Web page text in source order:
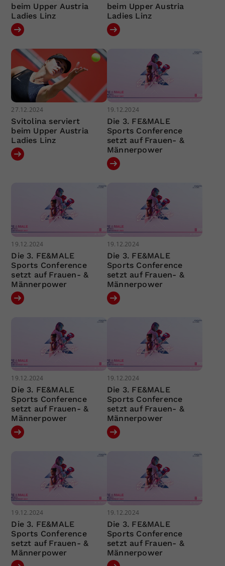
beim Upper Austria
Ladies Linz
beim Upper Austria
Ladies Linz
27.12.2024
Svitolina serviert
beim Upper Austria
Ladies Linz
19.12.2024
Die 3. FE&MALE
Sports Conference
setzt auf Frauen- &
Männerpower
19.12.2024
Die 3. FE&MALE
Sports Conference
setzt auf Frauen- &
Männerpower
19.12.2024
Die 3. FE&MALE
Sports Conference
setzt auf Frauen- &
Männerpower
19.12.2024
Die 3. FE&MALE
Sports Conference
setzt auf Frauen- &
Männerpower
19.12.2024
Die 3. FE&MALE
Sports Conference
setzt auf Frauen- &
Männerpower
19.12.2024
Die 3. FE&MALE
Sports Conference
setzt auf Frauen- &
Männerpower
19.12.2024
Die 3. FE&MALE
Sports Conference
setzt auf Frauen- &
Männerpower